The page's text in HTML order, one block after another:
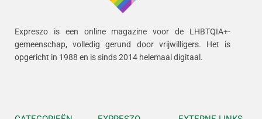
Expreszo is een online magazine voor de LHBTQIA+-
gemeenschap, volledig gerund door vrijwilligers. Het is
opgericht in 1988 en is sinds 2014 helemaal digitaal.